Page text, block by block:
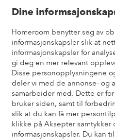
Dine
Homeroom benytter seg av
informasjonskapsler slik at
informasjonskapsler for
gi deg en mer relevant
Disse personopplysningene
deler vi med de annonse- og
samarbeider med. Dette er
bruker siden, samt til
slik at du kan få mer
klikke på Aksepter samtykker
informasjonskapsler. Du kan
Venner
Sikre
Vil du vite mer om våre
elpy